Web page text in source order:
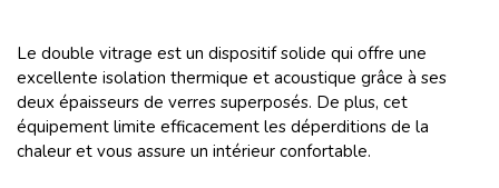
Le double vitrage est un dispositif solide qui offre une
excellente isolation thermique et acoustique grâce à ses
deux épaisseurs de verres superposés. De plus, cet
équipement limite efficacement les déperditions de la
chaleur et vous assure un intérieur confortable.